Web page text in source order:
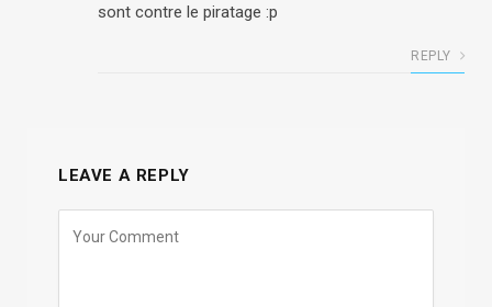
sont contre le piratage :p
REPLY
LEAVE A REPLY